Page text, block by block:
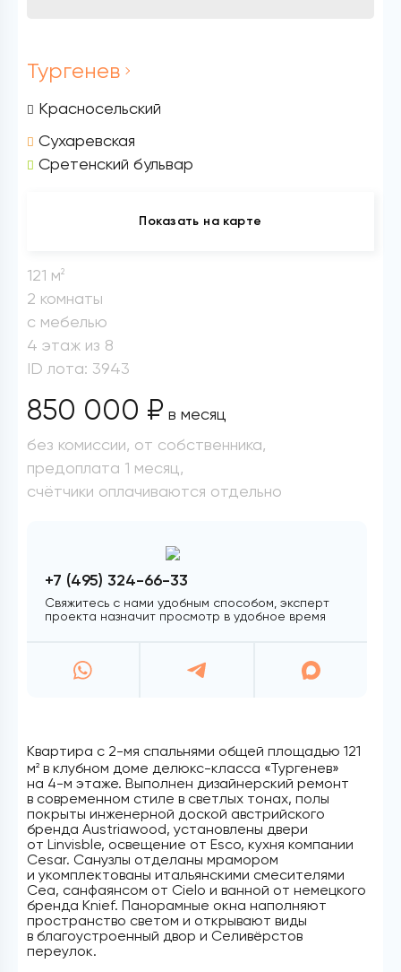
Квартира с 2-мя спальнями общей площадью 121
м2 в клубном доме делюкс-класса «Тургенев»
на 4-м этаже. Выполнен дизайнерский ремонт
в современном стиле в светлых тонах, полы
покрыты инженерной доской австрийского
бренда Austriawood, установлены двери
от Linvisble, освещение от Esco, кухня компании
Cesar. Санузлы отделаны мрамором
и укомплектованы итальянскими смесителями
Cea, санфаянсом от Cielo и ванной от немецкого
бренда Knief. Панорамные окна наполняют
пространство светом и открывают виды
в благоустроенный двор и Селивёрстов
переулок.
Тургенев
Красносельский
Сухаревская
Сретенский бульвар
Показать на карте
121 м2
2 комнаты
с мебелью
4 этаж из 8
ID лота: 3943
850 000 ₽ в месяц
без комиссии, от собственника,
предоплата 1 месяц,
счётчики оплачиваются отдельно
+7 (495) 324-66-33
Свяжитесь с нами удобным способом, эксперт
проекта назначит просмотр в удобное время